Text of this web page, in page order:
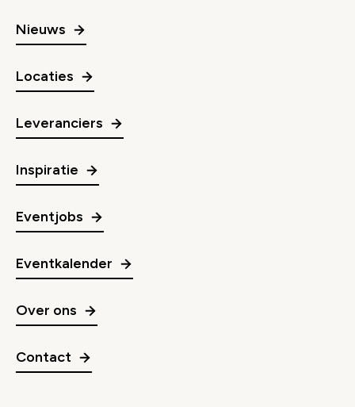
Nieuws
Locaties
Leveranciers
Inspiratie
Eventjobs
Eventkalender
Over ons
Contact